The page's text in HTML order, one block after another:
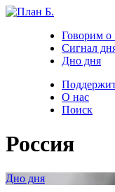
Говорим
Сигнал
Дно дня
О нас
Поиск
Россия
Дно дня